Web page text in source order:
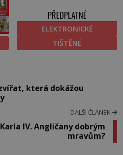
PŘEDPLATNÉ
ELEKTRONICKÉ
TIŠTĚNÉ
která dokážou
DALŠÍ ČLÁNEK
IV. Angličany dobrým
mravům?